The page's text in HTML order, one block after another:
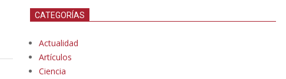
CATEGORÍAS
Actualidad
Artículos
Ciencia